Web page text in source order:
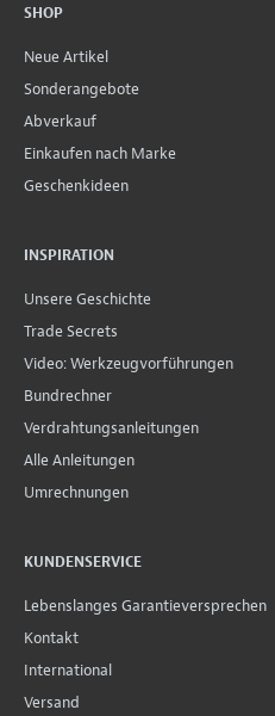
SHOP
Neue Artikel
Sonderangebote
Abverkauf
Einkaufen nach Marke
Geschenkideen
INSPIRATION
Unsere Geschichte
Trade Secrets
Video: Werkzeugvorführungen
Bundrechner
Verdrahtungsanleitungen
Alle Anleitungen
Umrechnungen
KUNDENSERVICE
Lebenslanges Garantieversprechen
Kontakt
International
Versand